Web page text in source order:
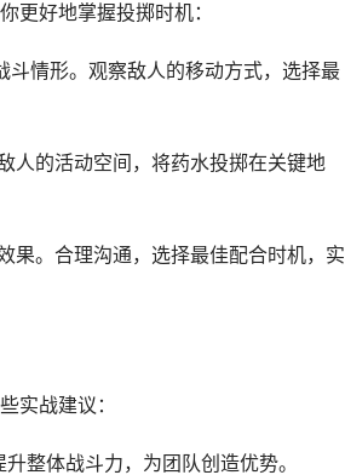
更好地掌握投掷时机：
斗情形。观察敌人的移动方式，选择最
人的活动空间，将药水投掷在关键地
果。合理沟通，选择最佳配合时机，实
实战建议：
整体战斗力，为团队创造优势。